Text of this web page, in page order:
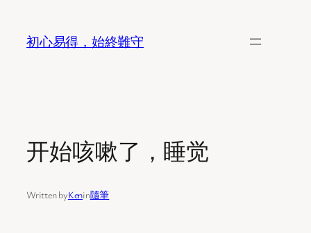
content
初心易得，始終難守
开始咳嗽了，睡觉
Written byKenin隨筆